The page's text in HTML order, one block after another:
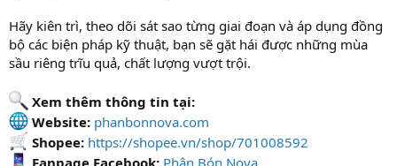
Hãy kiên trì, theo dõi sát sao từng giai đoạn và áp dụng đồng
bộ các biện pháp kỹ thuật, bạn sẽ gặt hái được những mùa
sầu riêng trĩu quả, chất lượng vượt trội.
Xem thêm thông tin tại:
Website: phanbonnova.com
Shopee: https://shopee.vn/shop/701008592
Fanpage Facebook: Phân Bón Nova